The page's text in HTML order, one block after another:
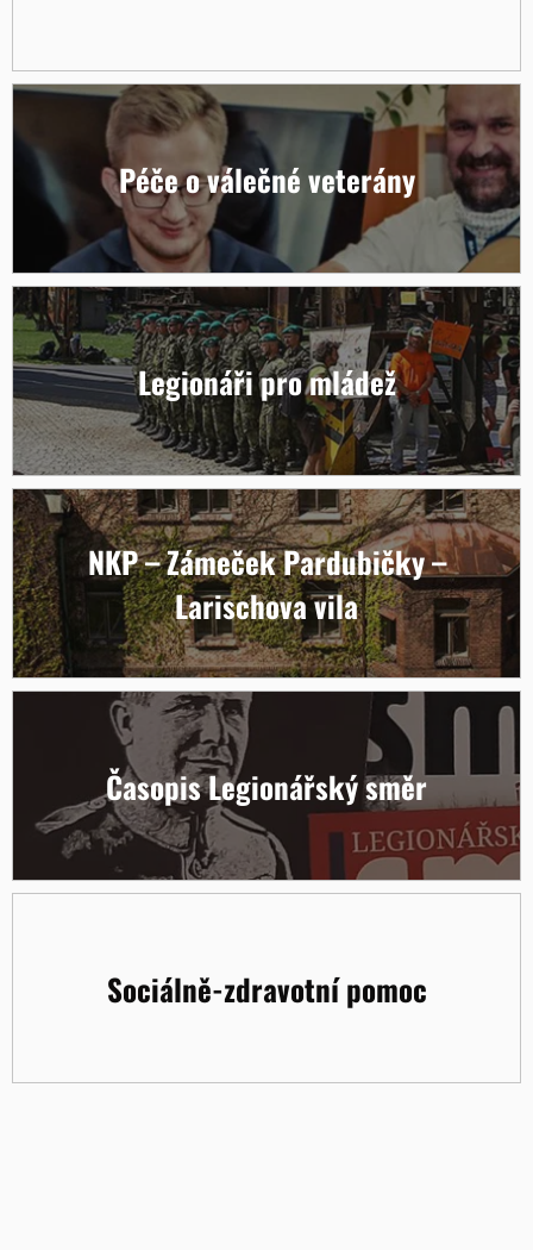
Péče o válečné veterány
Legionáři pro mládež
NKP – Zámeček Pardubičky –
Larischova vila
Časopis Legionářský směr
Sociálně-zdravotní pomoc